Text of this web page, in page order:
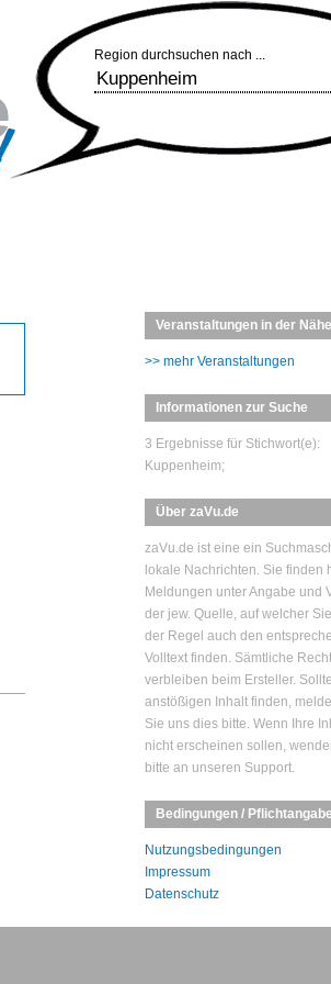
Region durchsuchen nach ...
Veranstaltungen in der Nähe
>> mehr Veranstaltungen
Informationen zur Suche
3 Ergebnisse für Stichwort(e):
Kuppenheim;
Über zaVu.de
zaVu.de ist eine ein
lokale Nachrichten. Sie finden
Meldungen unter Angabe und
der jew. Quelle, auf welcher
der Regel auch den
Volltext finden. Sämtliche
verbleiben beim Ersteller.
anstößigen Inhalt finden,
Sie uns dies bitte. Wenn Ihre
nicht erscheinen sollen,
bitte an unseren Support.
Bedingungen /
Nutzungsbedingungen
Impressum
Datenschutz